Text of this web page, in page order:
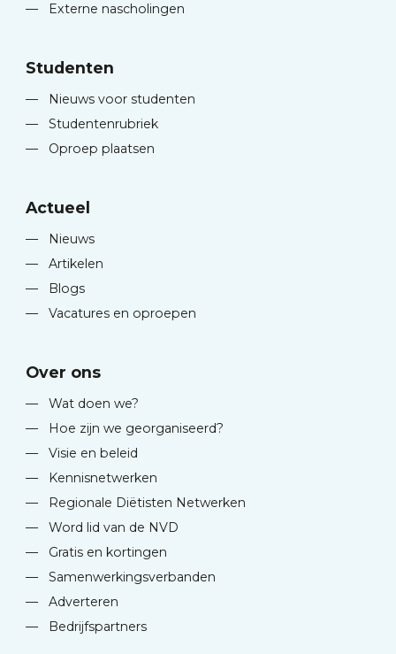
—
Externe nascholingen
Studenten
—
Nieuws voor studenten
—
Studentenrubriek
—
Oproep plaatsen
Actueel
—
Nieuws
—
Artikelen
—
Blogs
—
Vacatures en oproepen
Over ons
—
Wat doen we?
—
Hoe zijn we georganiseerd?
—
Visie en beleid
—
Kennisnetwerken
—
Regionale Diëtisten Netwerken
—
Word lid van de NVD
—
Gratis en kortingen
—
Samenwerkingsverbanden
—
Adverteren
—
Bedrijfspartners